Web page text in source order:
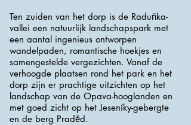
Ten zuiden van het dorp is de Raduňka-
vallei een natuurlijk landschapspark met
een aantal ingenieus ontworpen
wandelpaden, romantische hoekjes en
samengestelde vergezichten. Vanaf de
verhoogde plaatsen rond het park en het
dorp zijn er prachtige uitzichten op het
landschap van de Opava-hooglanden en
met goed zicht op het Jeseníky-gebergte
en de berg Praděd.